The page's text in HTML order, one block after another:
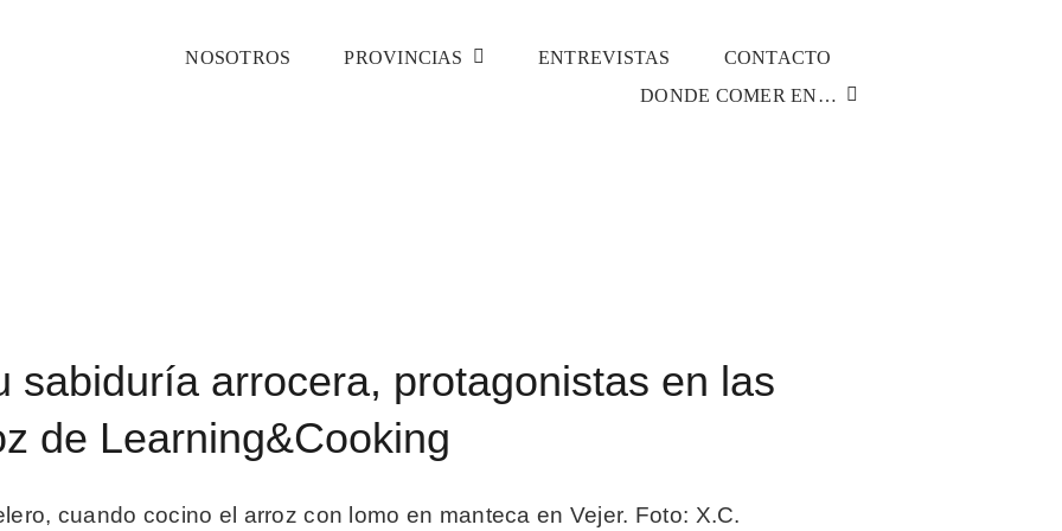
NOSOTROS PROVINCIAS ENTREVISTAS
CONTACTO
DONDE COMER EN…
sabiduría arrocera, protagonistas en las
de Learning&Cooking